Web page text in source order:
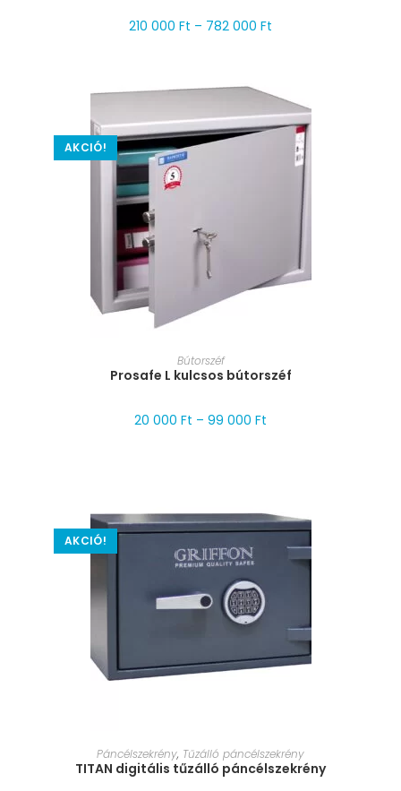
210 000 Ft – 782 000 Ft
AKCIÓ!
MÉRET VÁLASZTÁSA
Bútorszéf
Prosafe L kulcsos bútorszéf
20 000 Ft – 99 000 Ft
AKCIÓ!
MÉRET VÁLASZTÁSA
Páncélszekrény, Tűzálló páncélszekrény
TITAN digitális tűzálló páncélszekrény